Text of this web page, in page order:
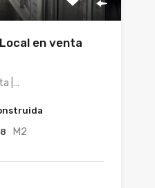
en venta
|…
M2